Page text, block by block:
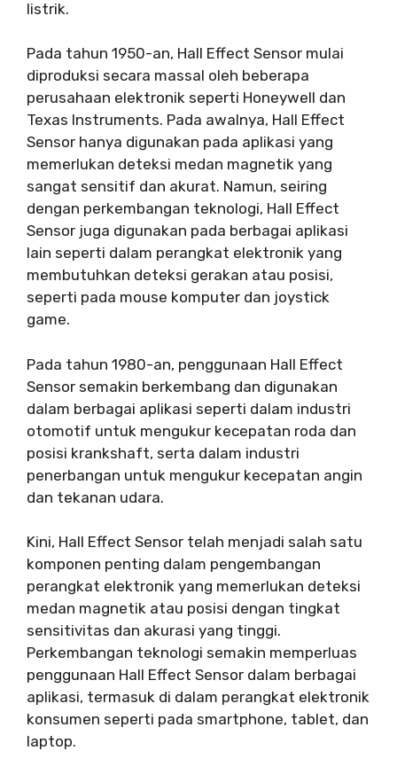
listrik.
Pada tahun 1950-an, Hall Effect Sensor mulai
diproduksi secara massal oleh beberapa
perusahaan elektronik seperti Honeywell dan
Texas Instruments. Pada awalnya, Hall Effect
Sensor hanya digunakan pada aplikasi yang
memerlukan deteksi medan magnetik yang
sangat sensitif dan akurat. Namun, seiring
dengan perkembangan teknologi, Hall Effect
Sensor juga digunakan pada berbagai aplikasi
lain seperti dalam perangkat elektronik yang
membutuhkan deteksi gerakan atau posisi,
seperti pada mouse komputer dan joystick
game.
Pada tahun 1980-an, penggunaan Hall Effect
Sensor semakin berkembang dan digunakan
dalam berbagai aplikasi seperti dalam industri
otomotif untuk mengukur kecepatan roda dan
posisi krankshaft, serta dalam industri
penerbangan untuk mengukur kecepatan angin
dan tekanan udara.
Kini, Hall Effect Sensor telah menjadi salah satu
komponen penting dalam pengembangan
perangkat elektronik yang memerlukan deteksi
medan magnetik atau posisi dengan tingkat
sensitivitas dan akurasi yang tinggi.
Perkembangan teknologi semakin memperluas
penggunaan Hall Effect Sensor dalam berbagai
aplikasi, termasuk di dalam perangkat elektronik
konsumen seperti pada smartphone, tablet, dan
laptop.